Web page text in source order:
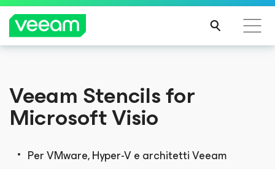
dall'aggiornamento dei contenuti di CrowdStrike
PER
SAPE
Veeam Stencilsfor
Microsoft Visio
Per VMware, Hyper-V e architetti Veeam